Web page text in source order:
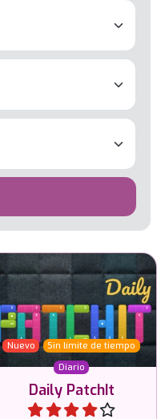
Nuevo
Sin límite de tiempo
Diario
Daily PatchIt
Juego diario de puzles
lógicos con Patches, en 6
tamaños y 3 niveles de
dificultad.
Jugar